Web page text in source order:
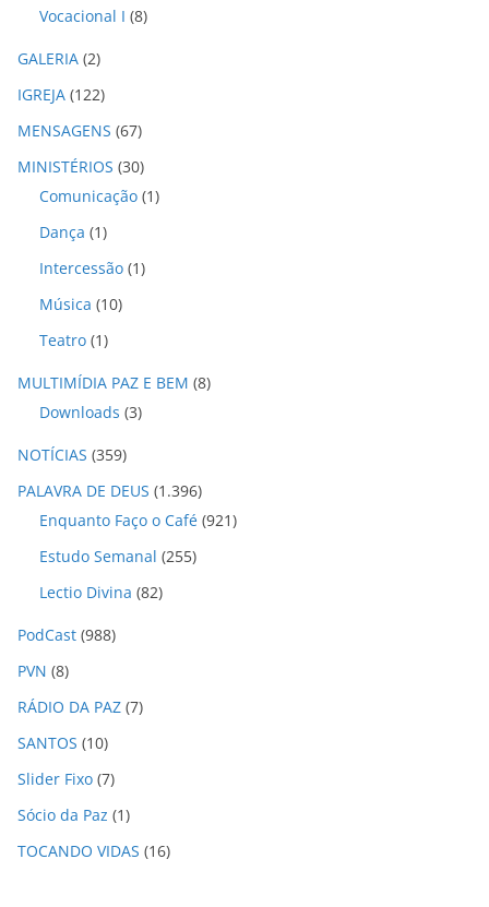
Vocacional I (8)
GALERIA (2)
IGREJA (122)
MENSAGENS (67)
MINISTÉRIOS (30)
Comunicação (1)
Dança (1)
Intercessão (1)
Música (10)
Teatro (1)
MULTIMÍDIA PAZ E BEM (8)
Downloads (3)
NOTÍCIAS (359)
PALAVRA DE DEUS (1.396)
Enquanto Faço o Café (921)
Estudo Semanal (255)
Lectio Divina (82)
PodCast (988)
PVN (8)
RÁDIO DA PAZ (7)
SANTOS (10)
Slider Fixo (7)
Sócio da Paz (1)
TOCANDO VIDAS (16)